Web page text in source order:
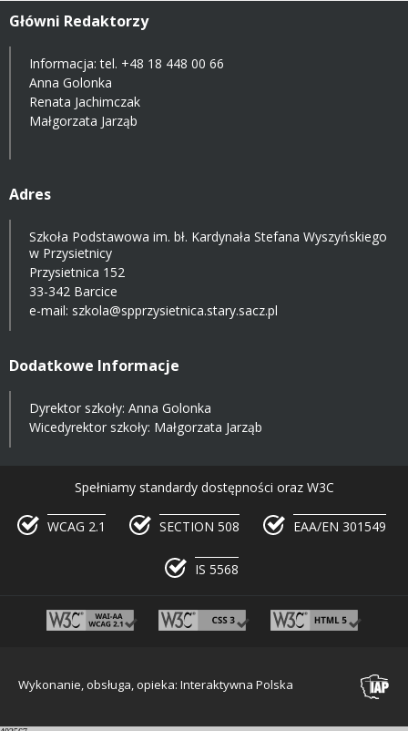
Główni Redaktorzy
Informacja: tel. +48 18 448 00 66
Anna Golonka
Renata Jachimczak
Małgorzata Jarząb
Adres
Szkoła Podstawowa im. bł. Kardynała Stefana Wyszyńskiego
w Przysietnicy
Przysietnica 152
33-342 Barcice
e-mail: szkola@spprzysietnica.stary.sacz.pl
Dodatkowe Informacje
Dyrektor szkoły: Anna Golonka
Wicedyrektor szkoły: Małgorzata Jarząb
Spełniamy standardy dostępności oraz W3C
WCAG 2.1 SECTION 508 EAA/EN 301549
IS 5568
Wykonanie, obsługa, opieka: Interaktywna Polska